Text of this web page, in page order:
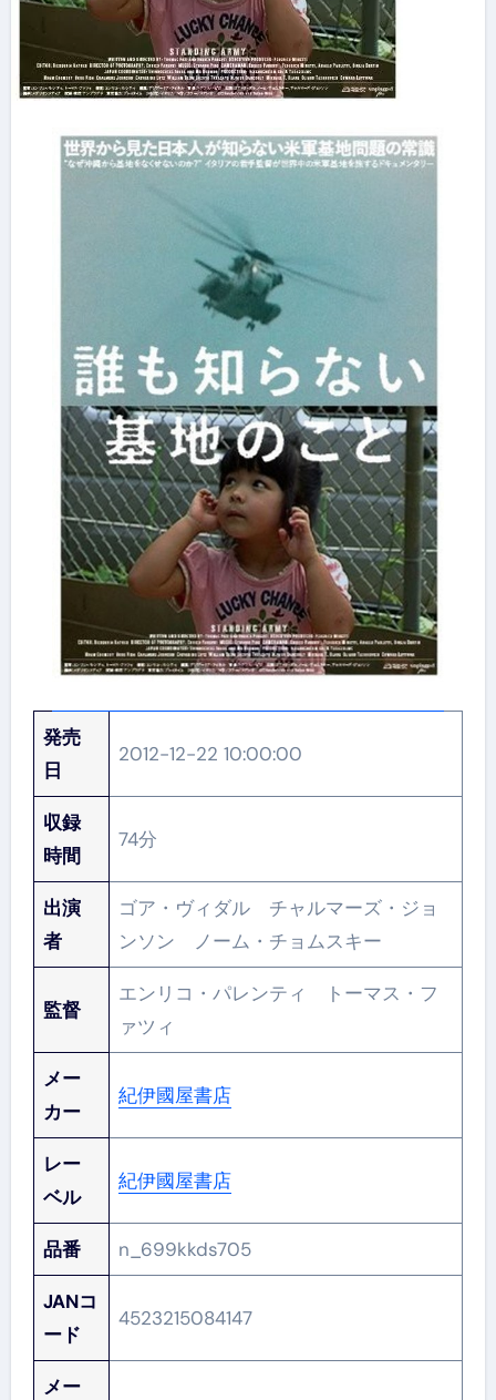
発売
日
2012-12-22 10:00:00
収録
時間
74分
出演
者
ゴア・ヴィダル チャルマーズ・ジョ
ンソン ノーム・チョムスキー
監督
エンリコ・パレンティ トーマス・フ
ァツィ
メー
カー
紀伊國屋書店
レー
ベル
紀伊國屋書店
品番 n_699kkds705
JANコ
ード
4523215084147
メー